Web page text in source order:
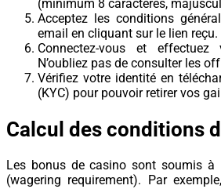
(minimum 8 caractères,
Acceptez les conditions
email en cliquant sur le lien reçu.
Connectez-vous et effectuez
N’oubliez pas de consulter les
Vérifiez votre identité en
(KYC) pour pouvoir retirer vos
Calcul des conditions
Les bonus de casino sont soumis à
(wagering requirement). Par